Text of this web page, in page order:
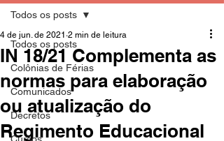
Todos os posts
Colônias de Férias
Comunicados
Decretos
Todos os posts
IN 18/21 Complementa as
normas para elaboração
ou atualização do
Regimento Educacional
4 de jun. de 2021 2 min de leitura